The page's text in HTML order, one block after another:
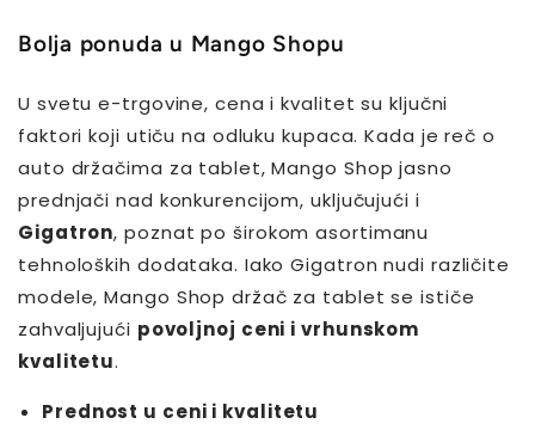
Bolja ponuda u Mango Shopu
U svetu e-trgovine, cena i kvalitet su ključni
faktori koji utiču na odluku kupaca. Kada je reč o
auto držačima za tablet, Mango Shop jasno
prednjači nad konkurencijom, uključujući i
Gigatron, poznat po širokom asortimanu
tehnoloških dodataka. Iako Gigatron nudi različite
modele, Mango Shop držač za tablet se ističe
zahvaljujući povoljnoj ceni i vrhunskom
kvalitetu.
Prednost u ceni i kvalitetu